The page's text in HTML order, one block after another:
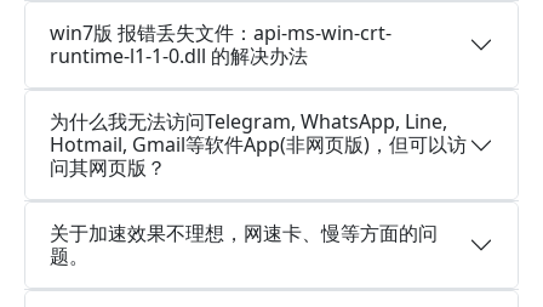
win7版 报错丢失文件：api-ms-win-crt-
runtime-l1-1-0.dll 的解决办法
为什么我无法访问Telegram, WhatsApp, Line,
Hotmail, Gmail等软件App(非网页版)，但可以访
问其网页版？
关于加速效果不理想，网速卡、慢等方面的问
题。